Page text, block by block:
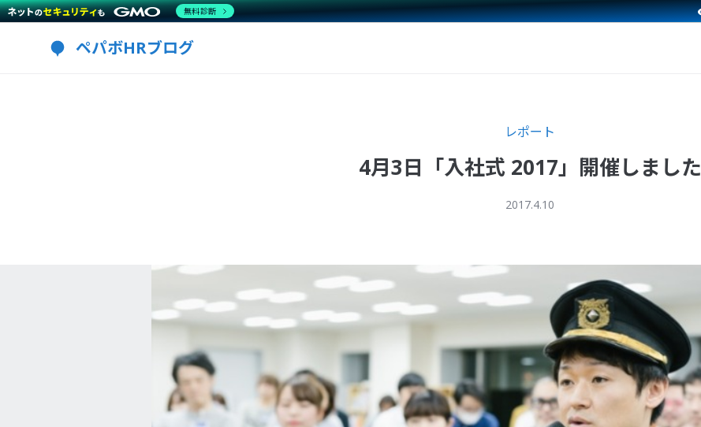
ペパボHRブログ
レポート
4月3日「入社式 2017」開催しました
2017.4.10
無料診断